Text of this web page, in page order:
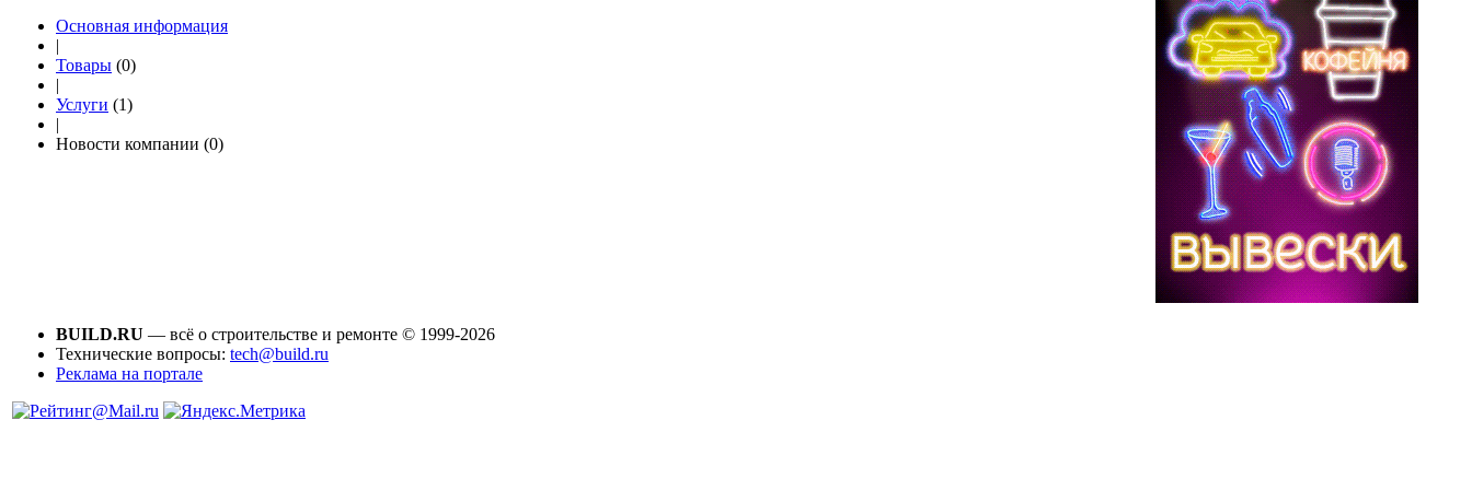
Основная информация
|
Товары (0)
|
Услуги (1)
|
Новости компании (0)
BUILD.RU — всё о строительстве и ремонте © 1999-2026
Технические вопросы: tech@build.ru
Реклама на портале